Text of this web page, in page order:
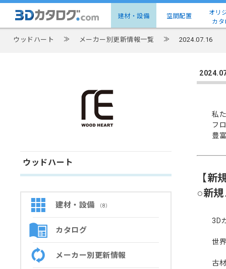
建材・設備 空間配置
オリ
カタ
ウッドハート ≫ メーカー別更新情報一覧 ≫ 2024.07.16
ウッドハート
建材・設備 （8）
カタログ
メーカー別更新情報
私
フ
豊
【新
○新
3D
世
古